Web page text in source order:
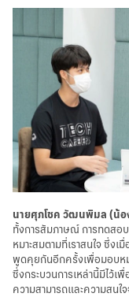
นายศุภโชค วัฒนพิมล (น้อ
ทั้งการสัมภาษณ์ การทดสอ
หมาะสมตามที่เราสนใจ ซึ่ง
พูดคุยกันอีกครั้งเพื่อมอบหม
ซึ่งกระบวนการเหล่านี้มีไว้
ความสามารถและความสนใ